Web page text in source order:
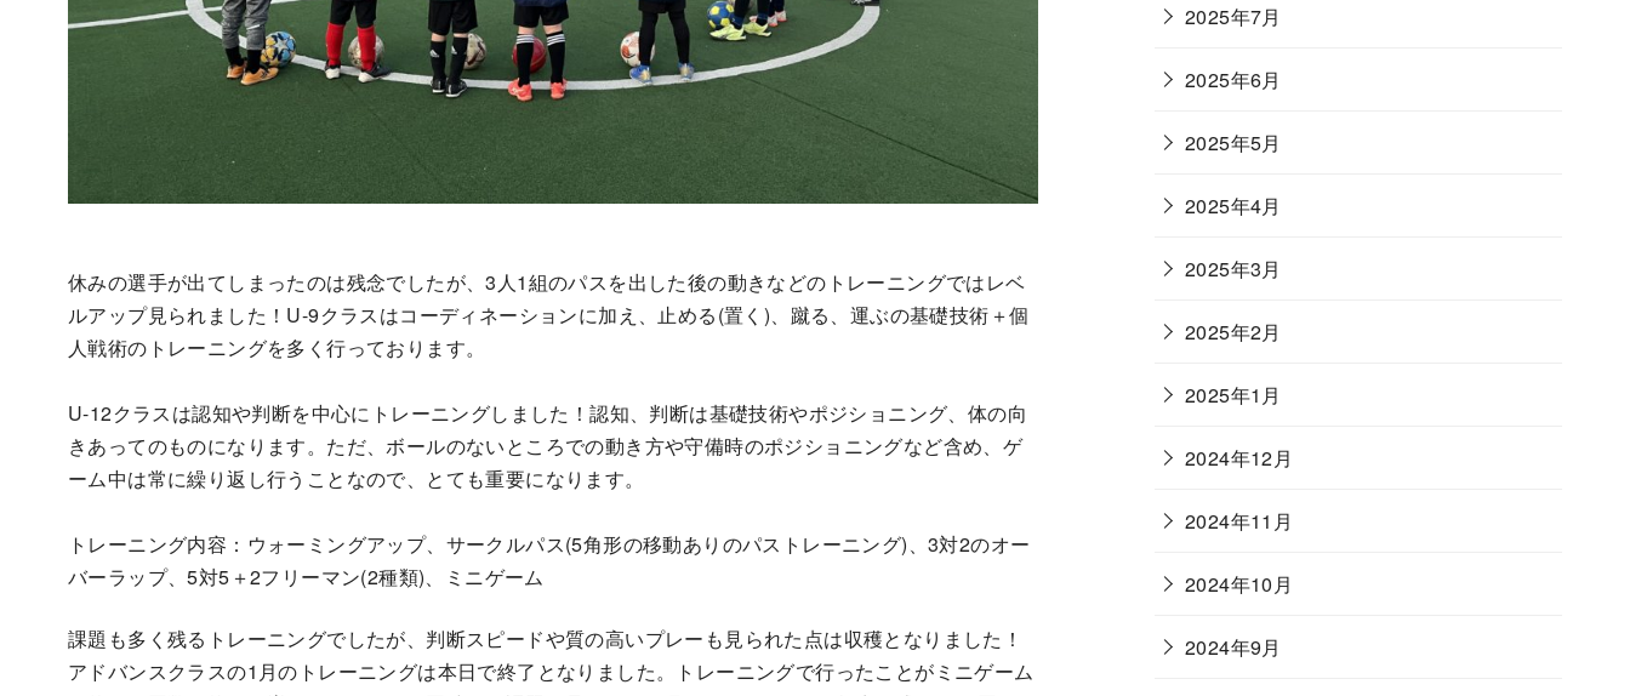
休みの選手が出てしまったのは残念でしたが、3人1組のパスを出した後の動きなどのトレーニングではレベ
ルアップ見られました！U-9クラスはコーディネーションに加え、止める(置く)、蹴る、運ぶの基礎技術＋個
人戦術のトレーニングを多く行っております。
U-12クラスは認知や判断を中心にトレーニングしました！認知、判断は基礎技術やポジショニング、体の向
きあってのものになります。ただ、ボールのないところでの動き方や守備時のポジショニングなど含め、ゲ
ーム中は常に繰り返し行うことなので、とても重要になります。
トレーニング内容：ウォーミングアップ、サークルパス(5角形の移動ありのパストレーニング)、3対2のオー
バーラップ、5対5＋2フリーマン(2種類)、ミニゲーム
課題も多く残るトレーニングでしたが、判断スピードや質の高いプレーも見られた点は収穫となりました！
アドバンスクラスの1月のトレーニングは本日で終了となりました。トレーニングで行ったことがミニゲーム
2025年7月
2025年6月
2025年5月
2025年4月
2025年3月
2025年2月
2025年1月
2024年12月
2024年11月
2024年10月
2024年9月